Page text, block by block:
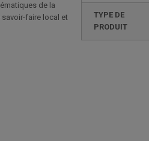
TYPE DE
PRODUIT
de la
faire local et